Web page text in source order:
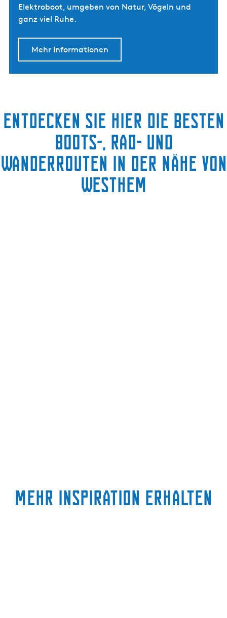
Elektroboot, umgeben von Natur, Vögeln und
ganz viel Ruhe.
Mehr Informationen
Entdecken Sie hier die besten
Boots-, Rad- und
Wanderrouten in der Nähe von
Westhem
Mehr Inspiration erhalten